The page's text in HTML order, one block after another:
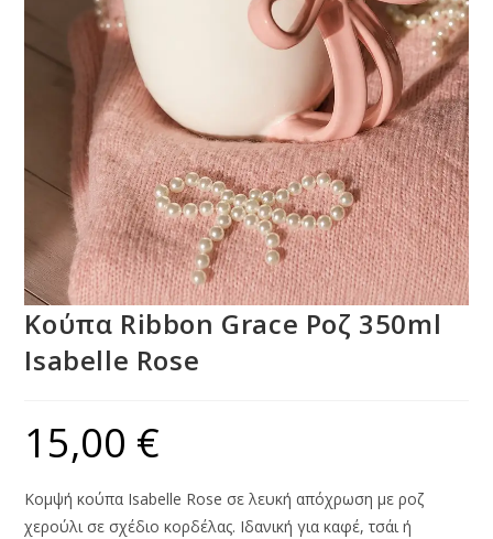
Κούπα Ribbon Grace Ροζ 350ml
Isabelle Rose
15,00 €
Κομψή κούπα Isabelle Rose σε λευκή απόχρωση με ροζ
χερούλι σε σχέδιο κορδέλας. Ιδανική για καφέ, τσάι ή